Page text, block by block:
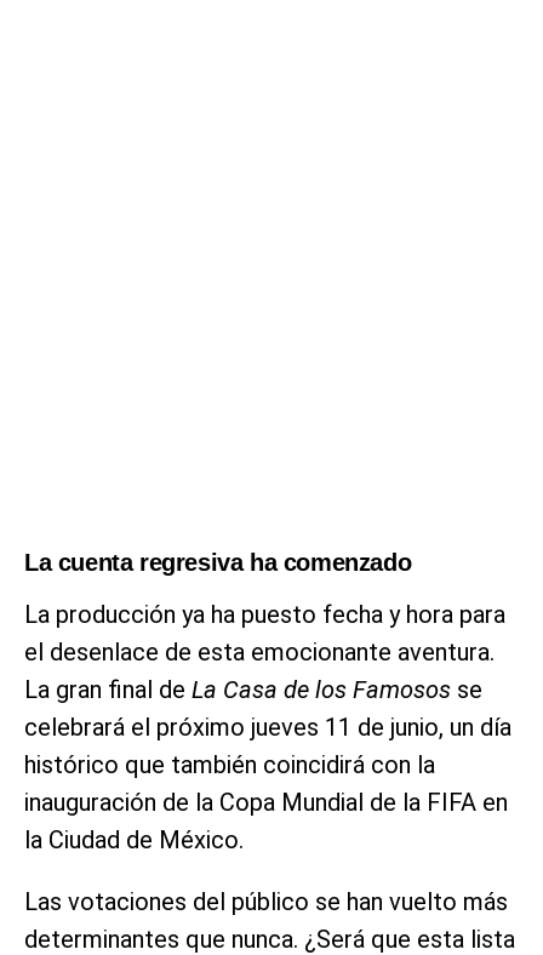
La cuenta regresiva ha comenzado
La producción ya ha puesto fecha y hora para
el desenlace de esta emocionante aventura.
La gran final de La Casa de los Famosos se
celebrará el próximo jueves 11 de junio, un día
histórico que también coincidirá con la
inauguración de la Copa Mundial de la FIFA en
la Ciudad de México.
Las votaciones del público se han vuelto más
determinantes que nunca. ¿Será que esta lista